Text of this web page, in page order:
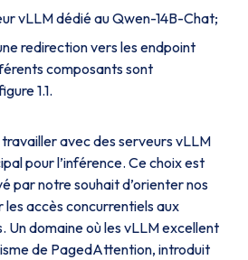
vLLM dédié au Qwen-14B-Chat;
redirection vers les endpoint
composants sont
1.1.
travailler avec des serveurs vLLM
pour l’inférence. Ce choix est
par notre souhait d’orienter nos
accès concurrentiels aux
Un domaine où les vLLM excellent
de PagedAttention, introduit